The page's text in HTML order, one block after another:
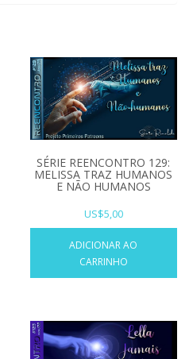
SÉRIE REENCONTRO 129:
MELISSA TRAZ HUMANOS
E NÃO HUMANOS
US$5,00
ADICIONAR AO
CARRINHO